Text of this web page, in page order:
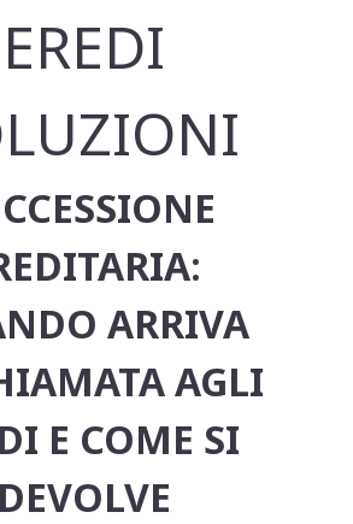
EREDI
ARRIVA
AGLI
E COME SI
DEVOLVE